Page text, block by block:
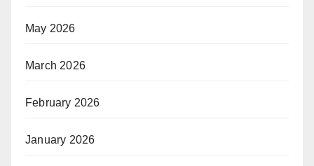
May 2026
March 2026
February 2026
January 2026